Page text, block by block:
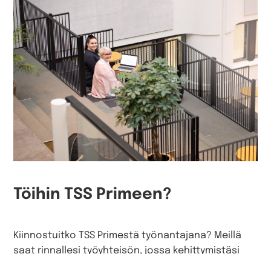
Töihin TSS Primeen?
Kiinnostuitko TSS Primestä työnantajana? Meillä
saat rinnallesi työyhteisön, jossa kehittymistäsi